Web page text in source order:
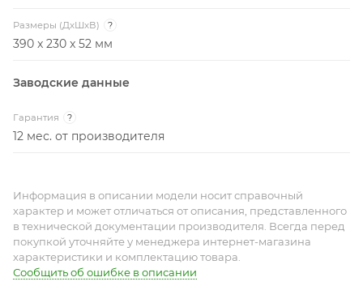
Размеры (ДxШxВ) ?
390 x 230 x 52 мм
Заводские данные
Гарантия ?
12 мес. от производителя
Информация в описании модели носит справочный
характер и может отличаться от описания, представленного
в технической документации производителя. Всегда перед
покупкой уточняйте у менеджера интернет-магазина
характеристики и комплектацию товара.
Сообщить об ошибке в описании